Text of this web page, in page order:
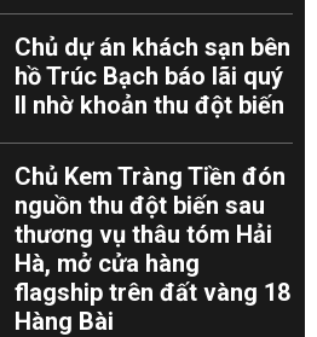
Chủ dự án khách sạn bên
hồ Trúc Bạch báo lãi quý
II nhờ khoản thu đột biến
Chủ Kem Tràng Tiền đón
nguồn thu đột biến sau
thương vụ thâu tóm Hải
Hà, mở cửa hàng
flagship trên đất vàng 18
Hàng Bài